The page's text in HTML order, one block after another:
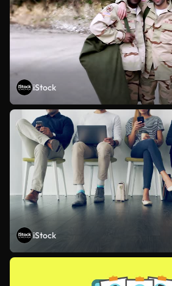
iStock
iStock